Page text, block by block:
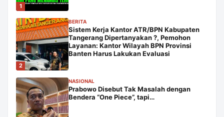
1
2
BERITA
Sistem Kerja Kantor ATR/BPN Kabupaten
Tangerang Dipertanyakan ?, Pemohon
Layanan: Kantor Wilayah BPN Provinsi
Banten Harus Lakukan Evaluasi
NASIONAL
Prabowo Disebut Tak Masalah dengan
Bendera “One Piece”, tapi…